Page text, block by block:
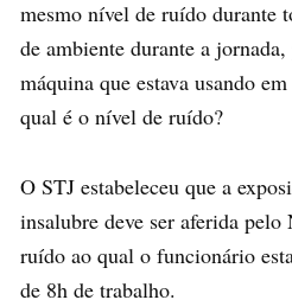
mesmo nível de ruído durante
de ambiente durante a
máquina que estava usando
qual é o nível de ruído?
O STJ estabeleceu que a
insalubre deve ser aferida
ruído ao qual o funcionário
de 8h de trabalho.